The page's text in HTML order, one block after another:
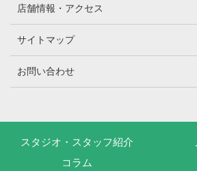
店舗情報・アクセス
サイトマップ
お問い合わせ
スタジオ・スタッフ紹介
コラム